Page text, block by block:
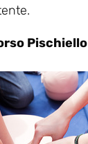
Pischiello